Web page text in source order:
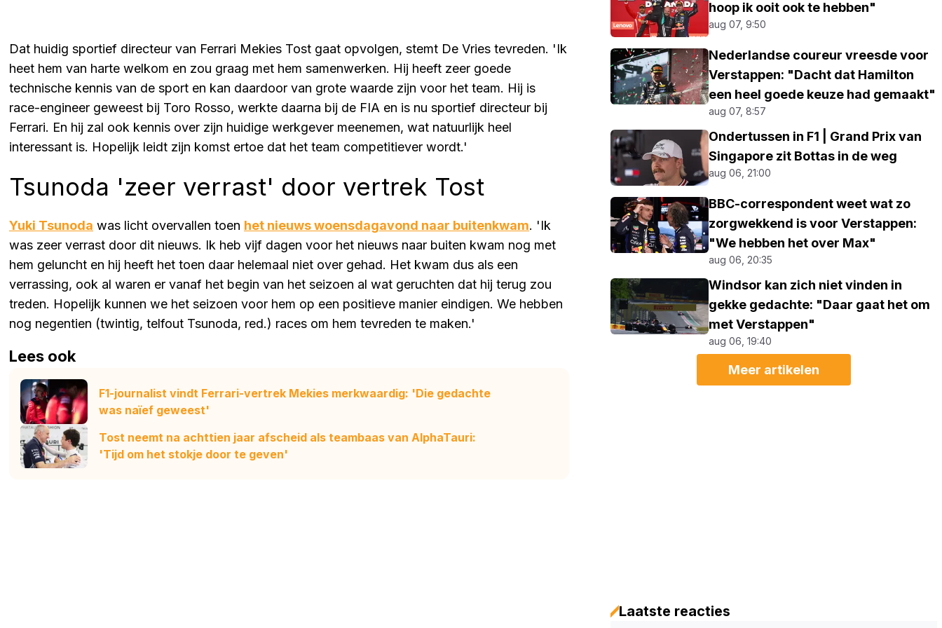
Dat huidig sportief directeur van Ferrari Mekies Tost gaat opvolgen, stemt De Vries tevreden. 'Ik
heet hem van harte welkom en zou graag met hem samenwerken. Hij heeft zeer goede
technische kennis van de sport en kan daardoor van grote waarde zijn voor het team. Hij is
race-engineer geweest bij Toro Rosso, werkte daarna bij de FIA en is nu sportief directeur bij
Ferrari. En hij zal ook kennis over zijn huidige werkgever meenemen, wat natuurlijk heel
interessant is. Hopelijk leidt zijn komst ertoe dat het team competitiever wordt.'
Tsunoda 'zeer verrast' door vertrek Tost
Yuki Tsunoda was licht overvallen toen het nieuws woensdagavond naar buitenkwam. 'Ik
was zeer verrast door dit nieuws. Ik heb vijf dagen voor het nieuws naar buiten kwam nog met
hem geluncht en hij heeft het toen daar helemaal niet over gehad. Het kwam dus als een
verrassing, ook al waren er vanaf het begin van het seizoen al wat geruchten dat hij terug zou
treden. Hopelijk kunnen we het seizoen voor hem op een positieve manier eindigen. We hebben
nog negentien (twintig, telfout Tsunoda, red.) races om hem tevreden te maken.'
Lees ook
F1-journalist vindt Ferrari-vertrek Mekies merkwaardig: 'Die gedachte
was naïef geweest'
Tost neemt na achttien jaar afscheid als teambaas van AlphaTauri:
'Tijd om het stokje door te geven'
hoop ik ooit ook te hebben"
aug 07, 9:50
Nederlandse coureur vreesde voor
Verstappen: "Dacht dat Hamilton
een heel goede keuze had gemaakt"
aug 07, 8:57
Ondertussen in F1 | Grand Prix van
Singapore zit Bottas in de weg
aug 06, 21:00
BBC-correspondent weet wat zo
zorgwekkend is voor Verstappen:
"We hebben het over Max"
aug 06, 20:35
Windsor kan zich niet vinden in
gekke gedachte: "Daar gaat het om
met Verstappen"
aug 06, 19:40
Meer artikelen
Laatste reacties